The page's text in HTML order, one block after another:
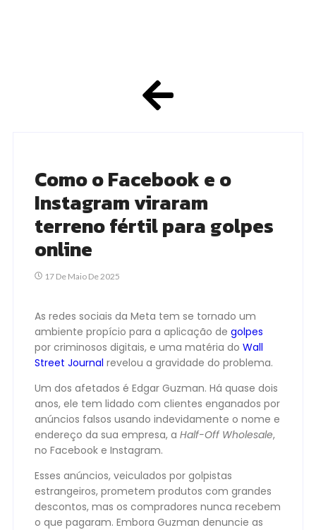
Como o Facebook e o
Instagram viraram
terreno fértil para golpes
online
17 De Maio De 2025
As redes sociais da Meta tem se tornado um
ambiente propício para a aplicação de golpes
por criminosos digitais, e uma matéria do Wall
Street Journal revelou a gravidade do problema.
Um dos afetados é Edgar Guzman. Há quase dois
anos, ele tem lidado com clientes enganados por
anúncios falsos usando indevidamente o nome e
endereço da sua empresa, a Half-Off Wholesale,
no Facebook e Instagram.
Esses anúncios, veiculados por golpistas
estrangeiros, prometem produtos com grandes
descontos, mas os compradores nunca recebem
o que pagaram. Embora Guzman denuncie as